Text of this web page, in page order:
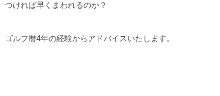
つければ早くまわれるのか？
ゴルフ暦4年の経験からアドバイスいたします。